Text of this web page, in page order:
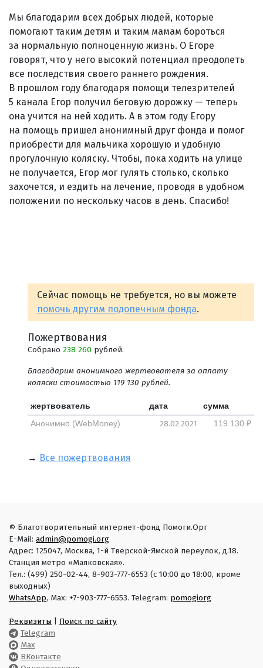
Мы благодарим всех добрых людей, которые
помогают таким детям и таким мамам бороться
за нормальную полноценную жизнь. О Егоре
говорят, что у него высокий потенциал преодолеть
все последствия своего раннего рождения.
В прошлом году благодаря помощи телезрителей
5 канала Егор получил беговую дорожку — теперь
она учится на ней ходить. А в этом году Егору
на помощь пришел анонимный друг фонда и помог
приобрести для мальчика хорошую и удобную
прогулочную коляску. Чтобы, пока ходить на улице
не получается, Егор мог гулять столько, сколько
захочется, и ездить на лечение, проводя в удобном
положении по нескольку часов в день. Спасибо!
Сейчас помощь не требуется, но вы можете
помочь другим подопечным фонда.
Пожертвования
Собрано 238 260 рублей.
Благодарим анонимного жертвователя за оплату
коляски стоимостью 119 130 рублей.
жертвователь дата
сумма
Анонимно (WebMoney)
28.02.2021 119 130 ₽
→ Все пожертвования
© Благотворительный интернет-фонд Помоги.Орг
E-Mail: admin@pomogi.org
Адрес: 125047, Москва, 1-й Тверской-Ямской переулок, д.18.
Станция метро «Маяковская».
Тел.: (499) 250-02-44, 8-903-777-6553 (с 10:00 до 18:00, кроме
выходных)
WhatsApp, Max: +7-903-777-6553. Telegram: pomogiorg
Реквизиты
Поиск по сайту
Telegram
Max
ВКонтакте